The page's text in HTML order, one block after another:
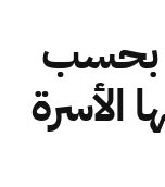
بحسب
الأسرة